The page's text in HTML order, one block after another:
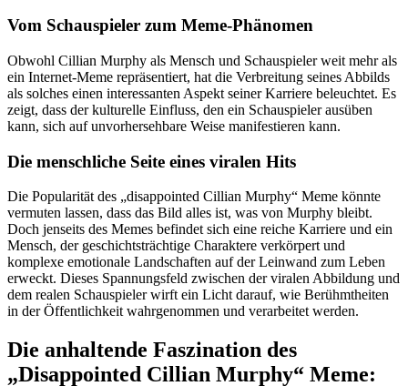
Vom Schauspieler zum Meme-Phänomen
Obwohl Cillian Murphy als Mensch und Schauspieler weit mehr als
ein Internet-Meme repräsentiert, hat die Verbreitung seines Abbilds
als solches einen interessanten Aspekt seiner Karriere beleuchtet. Es
zeigt, dass der kulturelle Einfluss, den ein Schauspieler ausüben
kann, sich auf unvorhersehbare Weise manifestieren kann.
Die menschliche Seite eines viralen Hits
Die Popularität des „disappointed Cillian Murphy“ Meme könnte
vermuten lassen, dass das Bild alles ist, was von Murphy bleibt.
Doch jenseits des Memes befindet sich eine reiche Karriere und ein
Mensch, der geschichtsträchtige Charaktere verkörpert und
komplexe emotionale Landschaften auf der Leinwand zum Leben
erweckt. Dieses Spannungsfeld zwischen der viralen Abbildung und
dem realen Schauspieler wirft ein Licht darauf, wie Berühmtheiten
in der Öffentlichkeit wahrgenommen und verarbeitet werden.
Die anhaltende Faszination des
„Disappointed Cillian Murphy“ Meme: